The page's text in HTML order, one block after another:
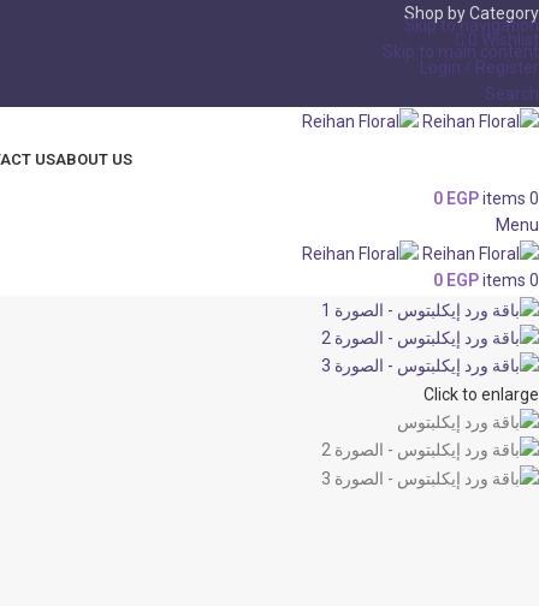
Skip to navigation
Skip to main content
Shop by Category
0 Wishlist
Login / Register
Search
ABOUT US
US
0
items
0 EGP
Menu
0
items
0 EGP
Click to enlarge